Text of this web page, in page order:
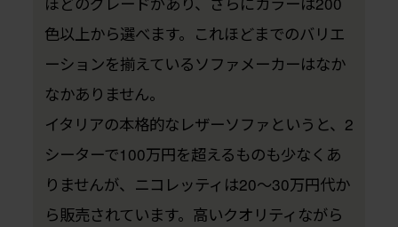
色以上から選べます。これほどまでのバリエ
ーションを揃えているソファメーカーはなか
なかありません。
イタリアの本格的なレザーソファというと、2
シーターで100万円を超えるものも少なくあ
りませんが、ニコレッティは20〜30万円代か
ら販売されています。高いクオリティながら